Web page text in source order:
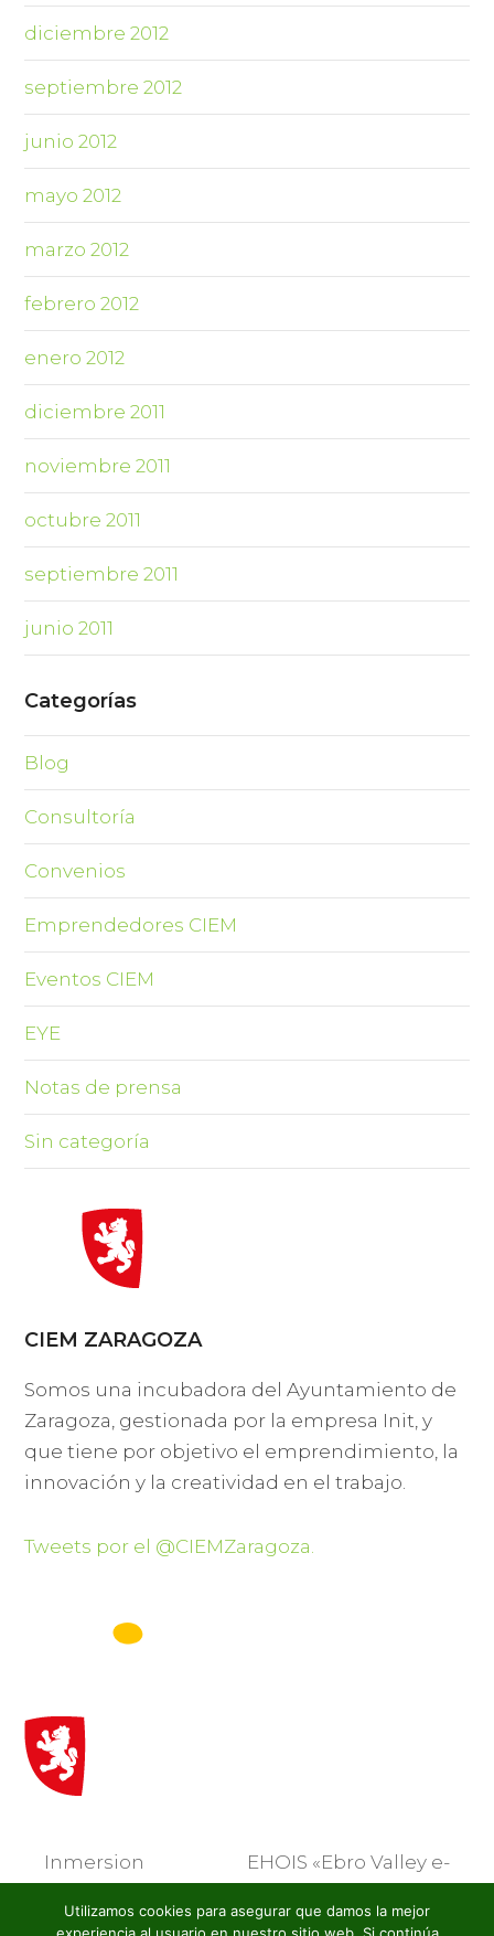
diciembre 2012
septiembre 2012
junio 2012
mayo 2012
marzo 2012
febrero 2012
enero 2012
diciembre 2011
noviembre 2011
octubre 2011
septiembre 2011
junio 2011
Categorías
Blog
Consultoría
Convenios
Emprendedores CIEM
Eventos CIEM
EYE
Notas de prensa
Sin categoría
CIEM ZARAGOZA
Somos una incubadora del Ayuntamiento de
Zaragoza, gestionada por la empresa Init, y
que tiene por objetivo el emprendimiento, la
innovación y la creatividad en el trabajo.
Tweets por el @CIEMZaragoza.
previous
Inmersion
Startups
next
EHOIS «Ebro Valley e-
Summit»
Utilizamos cookies para asegurar que damos la mejor